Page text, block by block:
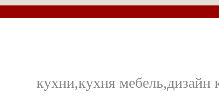
кухни,кухня мебель,дизайн